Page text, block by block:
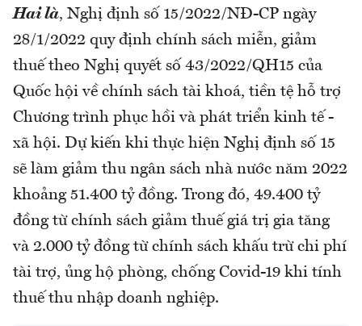
Hai là, Nghị định số 15/2022/NĐ-CP ngày
28/1/2022 quy định chính sách miễn, giảm
thuế theo Nghị quyết số 43/2022/QH15 của
Quốc hội về chính sách tài khoá, tiền tệ hỗ trợ
Chương trình phục hồi và phát triển kinh tế -
xã hội. Dự kiến khi thực hiện Nghị định số 15
sẽ làm giảm thu ngân sách nhà nước năm 2022
khoảng 51.400 tỷ đồng. Trong đó, 49.400 tỷ
đồng từ chính sách giảm thuế giá trị gia tăng
và 2.000 tỷ đồng từ chính sách khấu trừ chi phí
tài trợ, ủng hộ phòng, chống Covid-19 khi tính
thuế thu nhập doanh nghiệp.